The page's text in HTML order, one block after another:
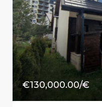
€130,000.00/€